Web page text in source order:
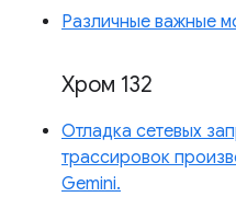
Различные важные
Хром 132
Отладка сетевых
трассировок
Gemini.